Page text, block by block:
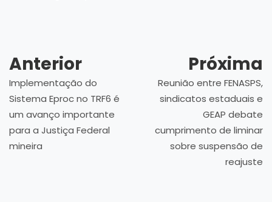
Anterior
Implementação do
Sistema Eproc no TRF6 é
um avanço importante
para a Justiça Federal
mineira
Próxima
Reunião entre FENASPS,
sindicatos estaduais e
GEAP debate
cumprimento de liminar
sobre suspensão de
reajuste